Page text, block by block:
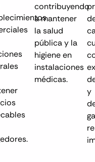
contribuyendo
a mantener
la salud
pública y la
higiene en
instalaciones
médicas.
y